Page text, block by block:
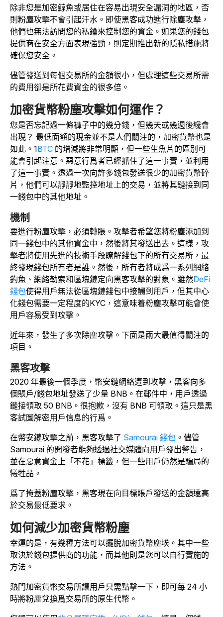
除非您是加密鯨魚或居住在容易出現安全漏洞的地區，否
則粉塵攻擊不會引起汗水。即使黑客成功進行除塵攻擊，
他們也無法訪問您的私鑰來控制您的資金。如果您的錢包
提供商在安全方面表現強勁，則定期推出新的隱私措施將
確保您安全。
儘管發送到每個交易所的金額很小，但處理這些交易所需
的費用卻是所花費資金的很多倍。
加密貨幣粉塵攻擊如何運作？
您是否忘記過一條褲子中的幾分錢，但幾天或幾週後纔會
出現？ 最低面額的現金並不是人們關注的，加密貨幣也是
如此。1BTC 的增減將非常明顯，但一些生魚片的區別可
能會引起注意。惡意行爲者已經抓住了這一事實，並利用
了這一事實。透過一次向許多錢包發送很少的加密貨幣碎
片，他們可以靜靜地監控地址上的交易，並將其鏈接到同
一錢包中的其他地址。
機制
要進行粉塵攻擊，必須轉賬。攻擊者希望您將粉塵添加到
同一錢包中的其他資金中，然後將其發送出去。這樣，攻
擊者將使用先進的技術手段瞭解錢包下的所有交易所，最
終發現錢包所有者是誰。然後，所有者將成爲一系列網絡
釣魚、網絡勒索和區塊鏈定向黑客攻擊的對象。雖然DeFi
錢包使得用戶無法從區塊鏈錢包中接觸到用戶，但其中心
化錢包需要一定程度的KYC，這意味着粉塵攻擊可能會使
用戶容易受到攻擊。
近年來，發生了多次除塵攻擊。下面是兩大最值得關注的
項目。
黑客攻擊
2020 年最後一個季度，幣安鏈網絡遭到攻擊，黑客向多
個賬戶/錢包地址發送了少量 BNB。在郵件中，用戶透過
鏈接領取 50 BNB。很抱歉，沒有 BNB 可領取。這只是黑
客試圖解密用戶信息的行爲。
在幣安鏈攻擊之前，黑客攻擊了 Samourai 錢包 。儘管
Samourai 的開發者能夠透過社交媒體向用戶發出警告，
並在惡意資金上「不花」標籤，但一些用戶仍然是騙局的
犧牲品。
爲了掩蓋粉塵攻擊，黑客現在向目標賬戶發送的金額遠高
於交易最低要求。
如何減少加密貨幣粉塵
幸運的是，有幾種方法可以擺脫加密貨幣塵埃。其中一些
取決於錢包提供商的功能，而其他則是您可以自行實施的
方法。
熱門加密貨幣交易所讓用戶只需點擊一下，即可每 24 小
時將粉塵兌換爲交易所的原生代幣。